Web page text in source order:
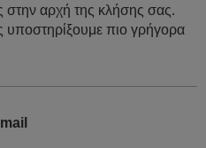
στην αρχή της κλήσης σας.
πιο γρήγορα